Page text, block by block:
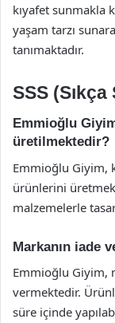
kıyafet sunmakla
yaşam tarzı
tanımaktadır.
SSS
Emmioğlu
üretilmektedir?
Emmioğlu Giyim,
ürünlerini
malzemelerle
Markanın iade
Emmioğlu Giyim,
vermektedir.
süre içinde